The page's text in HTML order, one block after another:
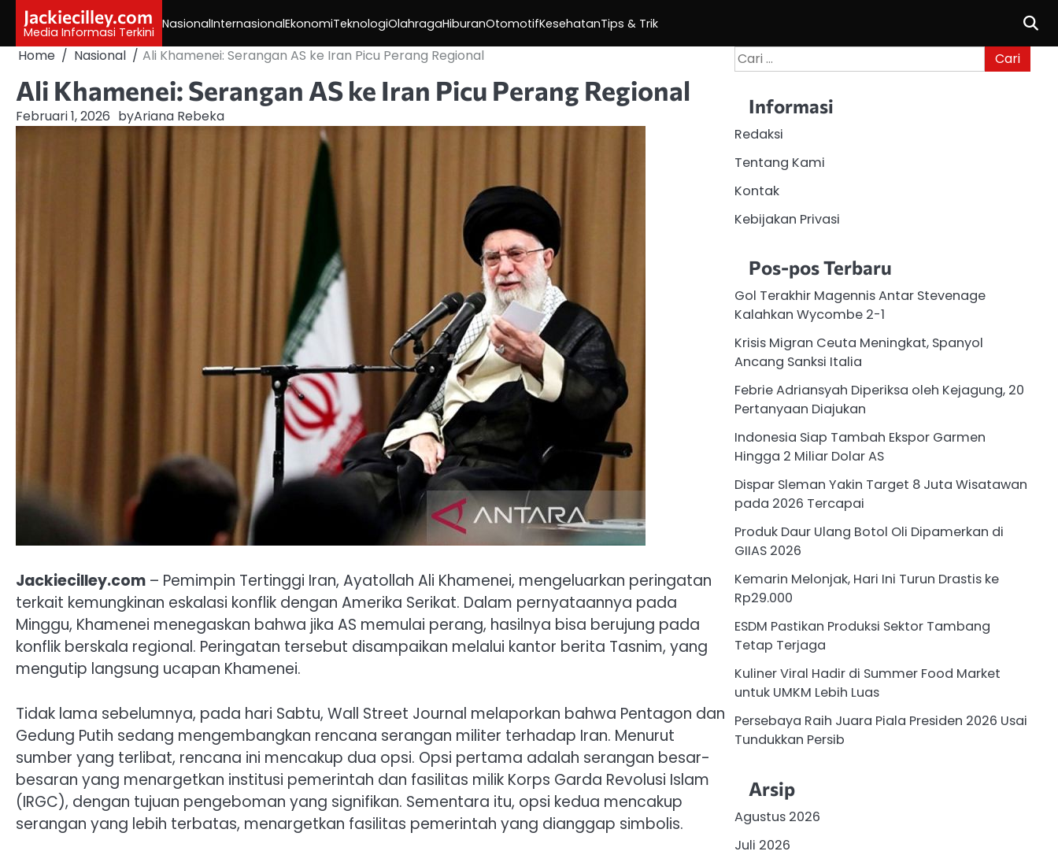
content
Jackiecilley.com
Media Informasi Terkini
NasionalInternasionalEkonomiTeknologiOlahragaHiburanOtomotifKesehatanTips & Trik
Home Nasional Ali Khamenei: Serangan AS ke Iran Picu Perang Regional
Ali Khamenei: Serangan AS ke Iran Picu Perang Regional
Februari 1, 2026 byAriana Rebeka
Jackiecilley.com – Pemimpin Tertinggi Iran, Ayatollah Ali Khamenei, mengeluarkan peringatan
terkait kemungkinan eskalasi konflik dengan Amerika Serikat. Dalam pernyataannya pada
Minggu, Khamenei menegaskan bahwa jika AS memulai perang, hasilnya bisa berujung pada
konflik berskala regional. Peringatan tersebut disampaikan melalui kantor berita Tasnim, yang
mengutip langsung ucapan Khamenei.
Tidak lama sebelumnya, pada hari Sabtu, Wall Street Journal melaporkan bahwa Pentagon dan
Gedung Putih sedang mengembangkan rencana serangan militer terhadap Iran. Menurut
sumber yang terlibat, rencana ini mencakup dua opsi. Opsi pertama adalah serangan besar-
besaran yang menargetkan institusi pemerintah dan fasilitas milik Korps Garda Revolusi Islam
(IRGC), dengan tujuan pengeboman yang signifikan. Sementara itu, opsi kedua mencakup
serangan yang lebih terbatas, menargetkan fasilitas pemerintah yang dianggap simbolis.
Cari
untuk:
Informasi
Redaksi
Tentang Kami
Kontak
Kebijakan Privasi
Pos-pos Terbaru
Gol Terakhir Magennis Antar Stevenage
Kalahkan Wycombe 2-1
Krisis Migran Ceuta Meningkat, Spanyol
Ancang Sanksi Italia
Febrie Adriansyah Diperiksa oleh Kejagung, 20
Pertanyaan Diajukan
Indonesia Siap Tambah Ekspor Garmen
Hingga 2 Miliar Dolar AS
Dispar Sleman Yakin Target 8 Juta Wisatawan
pada 2026 Tercapai
Produk Daur Ulang Botol Oli Dipamerkan di
GIIAS 2026
Kemarin Melonjak, Hari Ini Turun Drastis ke
Rp29.000
ESDM Pastikan Produksi Sektor Tambang
Tetap Terjaga
Kuliner Viral Hadir di Summer Food Market
untuk UMKM Lebih Luas
Persebaya Raih Juara Piala Presiden 2026 Usai
Tundukkan Persib
Arsip
Agustus 2026
Juli 2026